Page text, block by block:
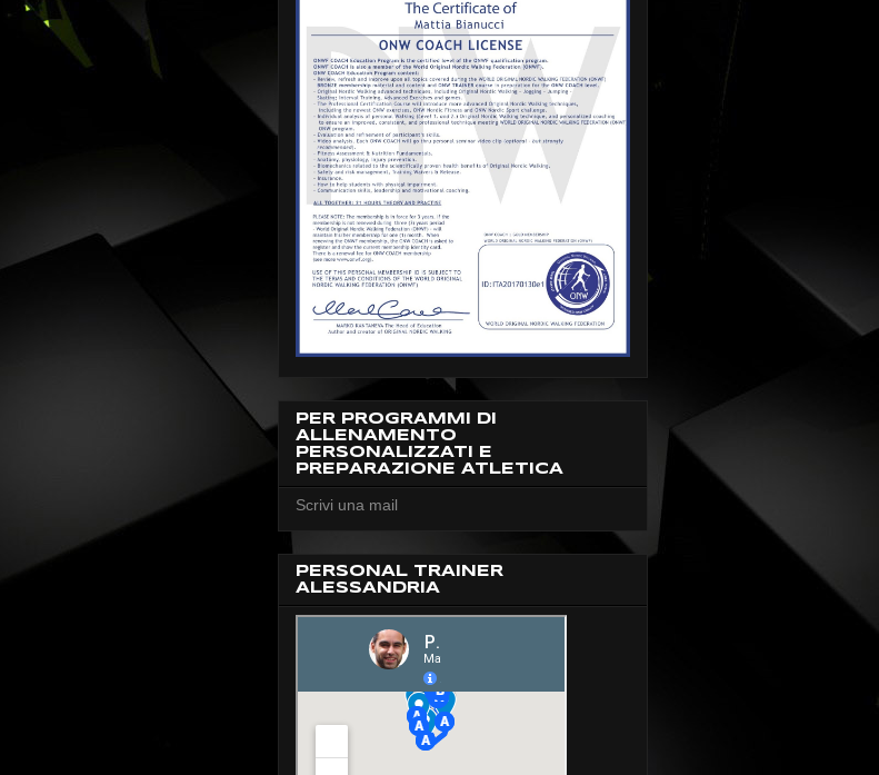
PER PROGRAMMI DI
ALLENAMENTO
PERSONALIZZATI E
PREPARAZIONE ATLETICA
Scrivi una mail
PERSONAL TRAINER
ALESSANDRIA